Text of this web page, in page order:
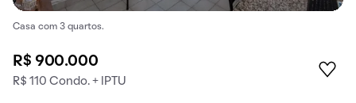
Casa com 3 quartos.
R$ 900.000
R$ 110 Condo. + IPTU